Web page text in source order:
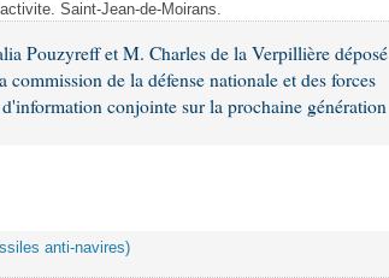
Saint-Jean-de-Moirans.
Pouzyreff et M. Charles de la Verpillière déposé
de la défense nationale et des forces
conjointe sur la prochaine génération
anti-navires)